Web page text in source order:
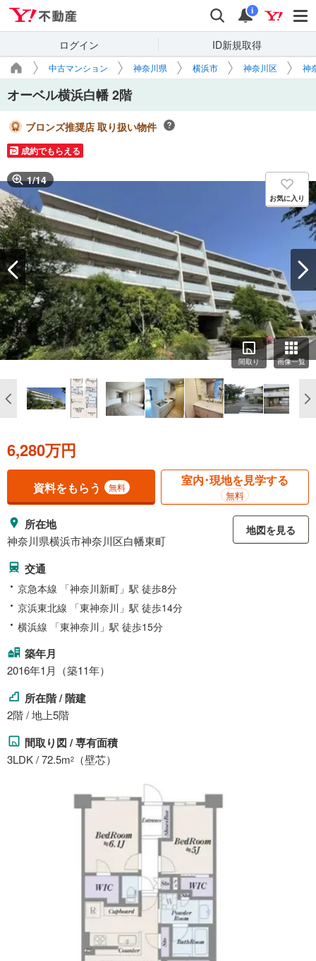
検索 通知
i
ログイン ID新規取得
中古マンション 神奈川県 横浜市 神奈川区 神
オーベル横浜白幡 2階
ブロンズ推奨店 取り扱い物件
成約でもらえる
1/14
お気に入り
間取り 画像一覧
6,280万円
資料をもらう 無料 室内･現地を見学する
無料
所在地
神奈川県横浜市神奈川区白幡東町
地図を見る
交通
京急本線 「神奈川新町」駅 徒歩8分
京浜東北線 「東神奈川」駅 徒歩14分
横浜線 「東神奈川」駅 徒歩15分
築年月
2016年1月（築11年）
所在階 / 階建
2階 / 地上5階
間取り図 / 専有面積
3LDK / 72.5m2 （壁芯）